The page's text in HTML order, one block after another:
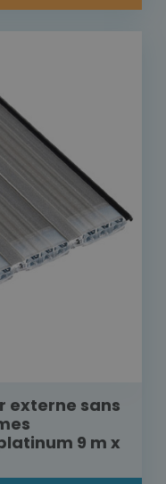
externe sans
9 m x